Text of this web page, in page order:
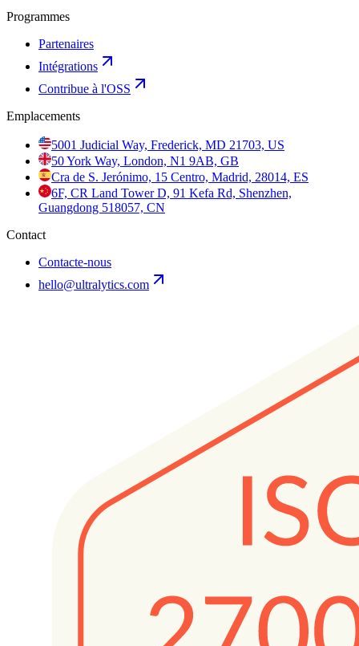
Programmes
Partenaires
Intégrations
Contribue à l'OSS
Emplacements
5001 Judicial Way, Frederick, MD 21703, US
50 York Way, London, N1 9AB, GB
Cra de S. Jerónimo, 15 Centro, Madrid, 28014, ES
6F, CR Land Tower D, 91 Kefa Rd, Shenzhen,
Guangdong 518057, CN
Contact
Contacte-nous
hello@ultralytics.com